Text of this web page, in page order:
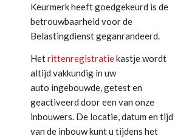
Keurmerk heeft goedgekeurd is de
betrouwbaarheid voor de
Belastingdienst geganrandeerd.
Hetrittenregistratiekastje wordt
altijd vakkundig in uw
auto ingebouwde, getest en
geactiveerd door een van onze
inbouwers. De locatie, datum en tijd
van de inbouw kunt u tijdens het